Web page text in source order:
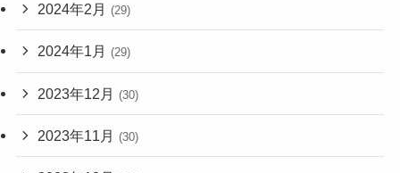
2024年2月 (29)
2024年1月 (29)
2023年12月 (30)
2023年11月 (30)